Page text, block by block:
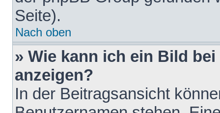
Seite).
Nach oben
» Wie kann ich ein Bild
anzeigen?
In der Beitragsansicht